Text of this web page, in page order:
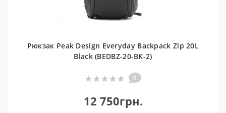
Рюкзак Peak Design Everyday Backpack Zip 20L
Black (BEDBZ-20-BK-2)
0
12 750грн.